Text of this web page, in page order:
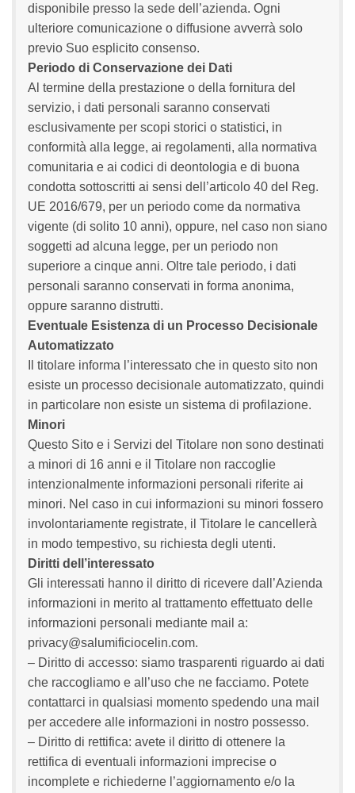
disponibile presso la sede dell’azienda. Ogni
ulteriore comunicazione o diffusione avverrà solo
previo Suo esplicito consenso.
Periodo di Conservazione dei Dati
Al termine della prestazione o della fornitura del
servizio, i dati personali saranno conservati
esclusivamente per scopi storici o statistici, in
conformità alla legge, ai regolamenti, alla normativa
comunitaria e ai codici di deontologia e di buona
condotta sottoscritti ai sensi dell’articolo 40 del Reg.
UE 2016/679, per un periodo come da normativa
vigente (di solito 10 anni), oppure, nel caso non siano
soggetti ad alcuna legge, per un periodo non
superiore a cinque anni. Oltre tale periodo, i dati
personali saranno conservati in forma anonima,
oppure saranno distrutti.
Eventuale Esistenza di un Processo Decisionale
Automatizzato
Il titolare informa l’interessato che in questo sito non
esiste un processo decisionale automatizzato, quindi
in particolare non esiste un sistema di profilazione.
Minori
Questo Sito e i Servizi del Titolare non sono destinati
a minori di 16 anni e il Titolare non raccoglie
intenzionalmente informazioni personali riferite ai
minori. Nel caso in cui informazioni su minori fossero
involontariamente registrate, il Titolare le cancellerà
in modo tempestivo, su richiesta degli utenti.
Diritti dell’interessato
Gli interessati hanno il diritto di ricevere dall’Azienda
informazioni in merito al trattamento effettuato delle
informazioni personali mediante mail a:
privacy@salumificiocelin.com.
– Diritto di accesso: siamo trasparenti riguardo ai dati
che raccogliamo e all’uso che ne facciamo. Potete
contattarci in qualsiasi momento spedendo una mail
per accedere alle informazioni in nostro possesso.
– Diritto di rettifica: avete il diritto di ottenere la
rettifica di eventuali informazioni imprecise o
incomplete e richiederne l’aggiornamento e/o la